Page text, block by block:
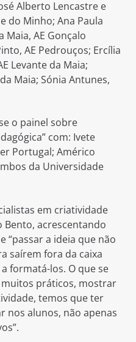
Alberto Lencastre e
do Minho; Ana Paula
Maia, AE Gonçalo
AE Pedrouços; Ercília
Levante da Maia;
Maia; Sónia Antunes,
o painel sobre
com: Ivete
Portugal; Américo
da Universidade
em criatividade
Bento, acrescentando
“passar a ideia que não
saírem fora da caixa
formatá-los. O que se
práticos, mostrar
temos que ter
nos alunos, não apenas